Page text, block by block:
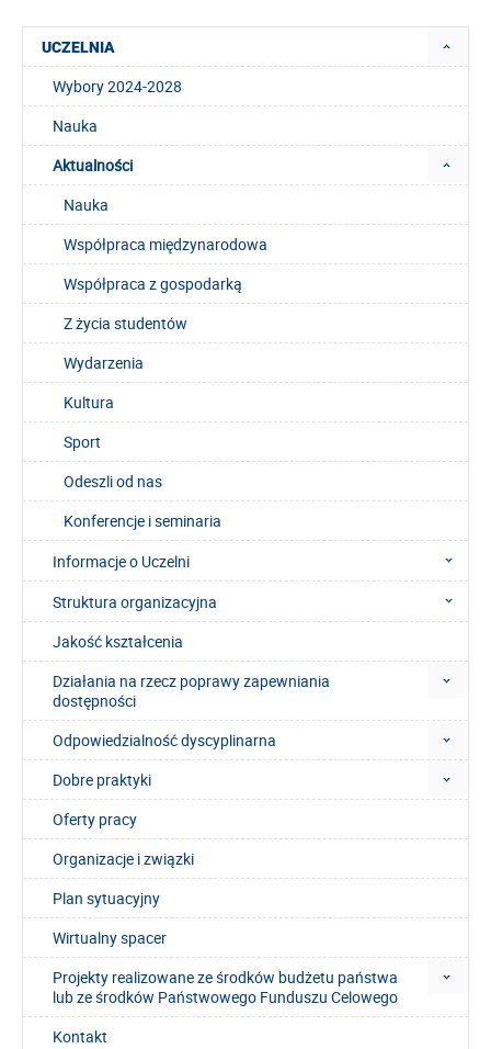
UCZELNIA
Wybory 2024-2028
Nauka
Aktualności
Nauka
Współpraca międzynarodowa
Współpraca z gospodarką
Z życia studentów
Wydarzenia
Kultura
Sport
Odeszli od nas
Konferencje i seminaria
Informacje o Uczelni
Struktura organizacyjna
Jakość kształcenia
Działania na rzecz poprawy zapewniania
dostępności
Odpowiedzialność dyscyplinarna
Dobre praktyki
Oferty pracy
Organizacje i związki
Plan sytuacyjny
Wirtualny spacer
Projekty realizowane ze środków budżetu państwa
lub ze środków Państwowego Funduszu Celowego
Kontakt